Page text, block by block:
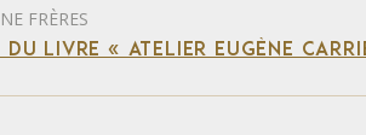
FRÈRES
DU LIVRE « ATELIER EUGÈNE